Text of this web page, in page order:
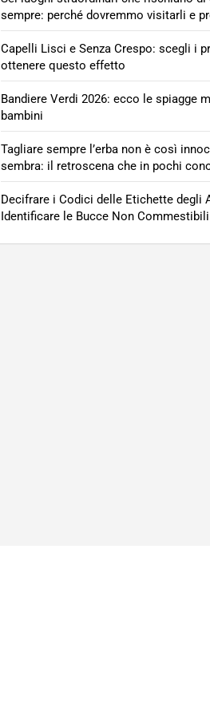
sempre: perché dovremmo visitarli e
Capelli Lisci e Senza Crespo: scegli i
ottenere questo effetto
Bandiere Verdi 2026: ecco le spiagge
bambini
Tagliare sempre l’erba non è così
sembra: il retroscena che in pochi
Decifrare i Codici delle Etichette degli
Identificare le Bucce Non Commestibili